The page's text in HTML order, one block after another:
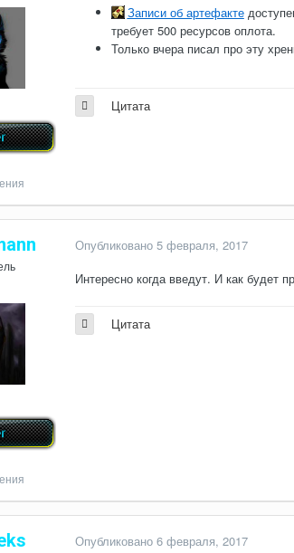
Записи об артефакте
требует 500 ресурсов оплота.
Только вчера писал про эту
Цитата
Опубликовано 5 февраля, 2017
Интересно когда введут. И как будет
Цитата
Опубликовано 6 февраля, 2017